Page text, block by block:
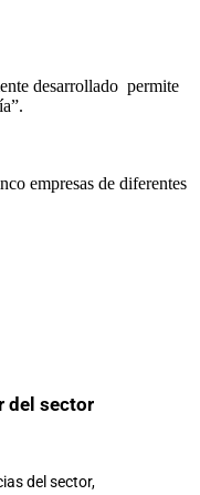
desarrollado permite
empresas de diferentes
del sector
del sector,